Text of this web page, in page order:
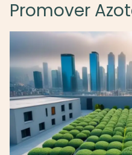
Promover